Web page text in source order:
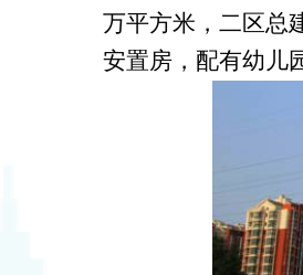
万平方米，二区总
安置房，配有幼儿